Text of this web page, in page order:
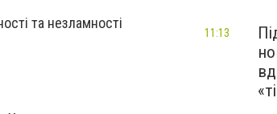
та незламності
11:13